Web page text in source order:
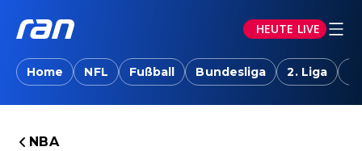
HEUTE LIVE
Home NFL Fußball Bundesliga 2. Liga
NBA